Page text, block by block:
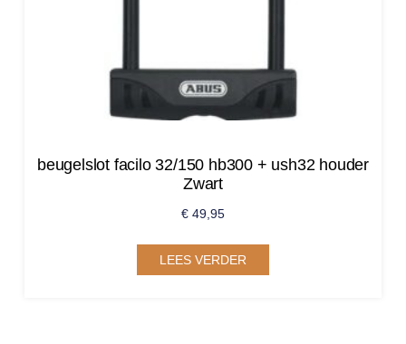
beugelslot facilo 32/150 hb300 + ush32 houder
Zwart
€ 49,95
LEES VERDER